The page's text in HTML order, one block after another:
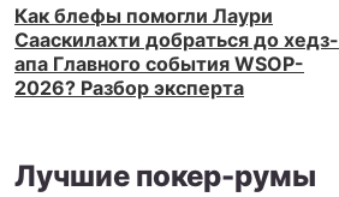
Как блефы помогли Лаури
Сааскилахти добраться до хедз-
апа Главного события WSOP-
2026? Разбор эксперта
Лучшие покер-румы